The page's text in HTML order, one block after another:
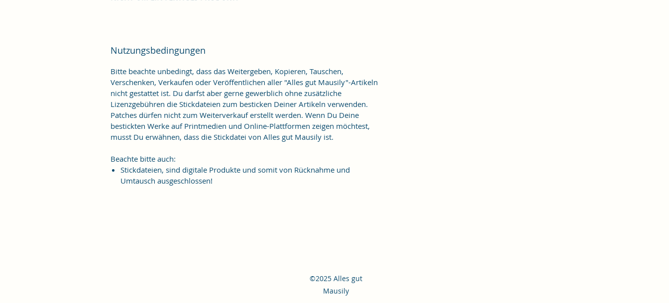
Nutzungsbedingungen
Bitte beachte unbedingt, dass das Weitergeben, Kopieren, Tauschen,
Verschenken, Verkaufen oder Veröffentlichen aller "Alles gut Mausily"-Artikeln
nicht gestattet ist. Du darfst aber gerne gewerblich ohne zusätzliche
Lizenzgebühren die Stickdateien zum besticken Deiner Artikeln verwenden.
Patches dürfen nicht zum Weiterverkauf erstellt werden. Wenn Du Deine
bestickten Werke auf Printmedien und Online-Plattformen zeigen möchtest,
musst Du erwähnen, dass die Stickdatei von Alles gut Mausily ist.
Beachte bitte auch:
Stickdateien, sind digitale Produkte und somit von Rücknahme und
Umtausch ausgeschlossen!
©2025 Alles gut
Mausily